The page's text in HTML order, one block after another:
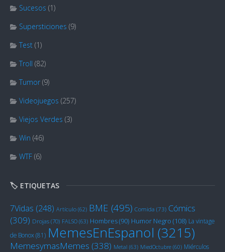
Sucesos (1)
Supersticiones (9)
Test (1)
Troll (82)
Tumor (9)
Videojuegos (257)
Viejos Verdes (3)
Win (46)
WTF (6)
🏷️ ETIQUETAS
7Vidas (248) Artículo (62) BME (495) Comida (73) Cómics
(309) Drojas (70) FALSO (63) Hombres(90) Humor Negro (108) La vintage
de Bonox(81) MemesEnEspanol (3215)
MemesymasMemes (338) Metal (63) MiedOctubre (60) Miérculos